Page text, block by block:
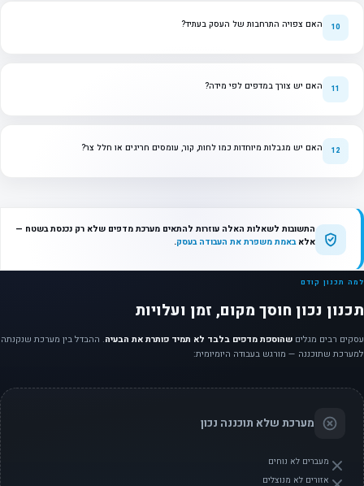
האם צפויה התרחבות של העסק בעתיד?
האם יש צורך במדפים לפי מידה?
האם יש מגבלות מיוחדות כמו לחות, קור, עומסים חריגים או חלל צר?
התשובות לשאלות האלה עוזרות להתאים מערכת מדפים שלא רק נכנסת בשטח —
אלאבאמת משפרת את העבודה בעסק.
למה תכנון קודם
תכנון נכון חוסך מקום, זמן ועלויות
עסקים רבים מגלים שהוספת מדפים בלבד לא תמיד פותרת את הבעיה. ההבדל בין מערכת שנקנתה
למערכת שתוכננה — מורגש בעבודה היומיומית:
מערכת שלא תוכננה נכון
מעברים לא נוחים
אזורים לא מנוצלים